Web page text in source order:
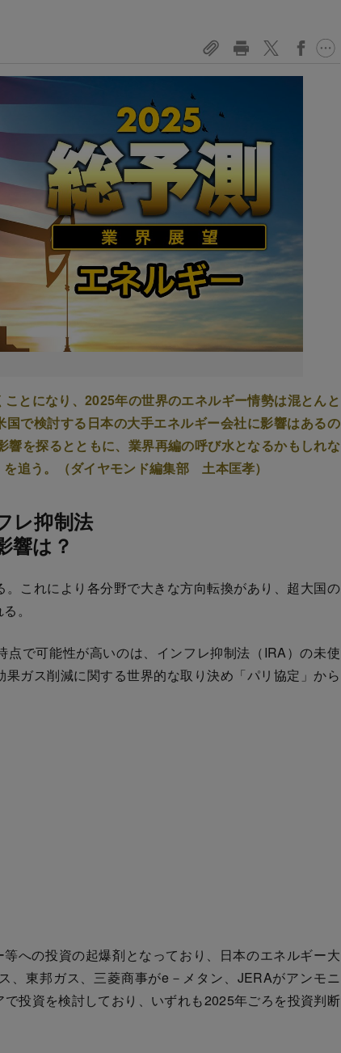
とになり、2025年の世界のエネルギー情勢は混とんと
で検討する日本の大手エネルギー会社に影響はあるの
響を探るとともに、業界再編の呼び水となるかもしれな
追う。（ダイヤモンド編集部 土本匡孝）
レ抑制法
響は？
これにより各分野で大きな方向転換があり、超大国の
。
で可能性が高いのは、インフレ抑制法（IRA）の未使
ガス削減に関する世界的な取り決め「パリ協定」から
への投資の起爆剤となっており、日本のエネルギー大
、東邦ガス、三菱商事がe－メタン、JERAがアンモニ
投資を検討しており、いずれも2025年ごろを投資判断